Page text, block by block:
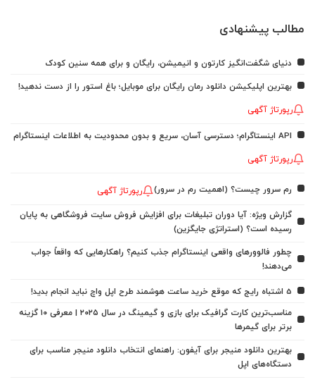
مطالب پیشنهادی
دنیای شگفت‌انگیز کارتون و انیمیشن، رایگان و برای همه سنین کودک
بهترین اپلیکیشن دانلود رمان رایگان برای موبایل؛ باغ استور را از دست ندهید!
رپورتاژ آگهی
API اینستاگرام؛ دسترسی آسان، سریع و بدون محدودیت به اطلاعات اینستاگرام
رپورتاژ آگهی
رم سرور چیست؟ (اهمیت رم در سرور) رپورتاژ آگهی
گزارش ویژه: آیا دوران تبلیغات برای افزایش فروش سایت فروشگاهی به پایان
رسیده است؟ (استراتژی جایگزین)
چطور فالوورهای واقعی اینستاگرام جذب کنیم؟ راهکارهایی که واقعاً جواب
می‌دهند!
5 اشتباه رایج که موقع خرید ساعت هوشمند طرح اپل واچ نباید انجام بدید!
مناسب‌ترین کارت گرافیک برای بازی و گیمینگ در سال ۲۰۲۵ | معرفی ۱۰ گزینه
برتر برای گیمرها
بهترین دانلود منیجر برای آیفون: راهنمای انتخاب دانلود منیجر مناسب برای
دستگاه‌های اپل